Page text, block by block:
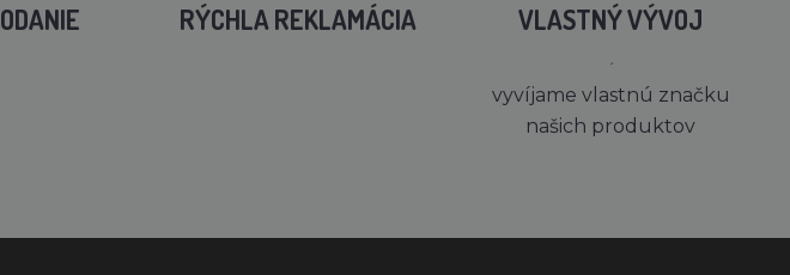
RÝCHLA REKLAMÁCIA VLASTNÝ VÝVOJ
´
vyvíjame vlastnú značku
našich produktov